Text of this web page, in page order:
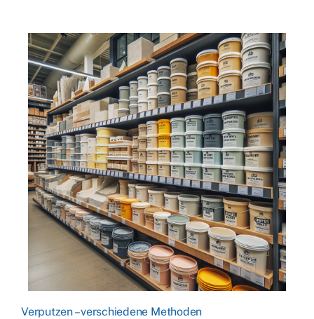
Verputzen – verschiedene Methoden